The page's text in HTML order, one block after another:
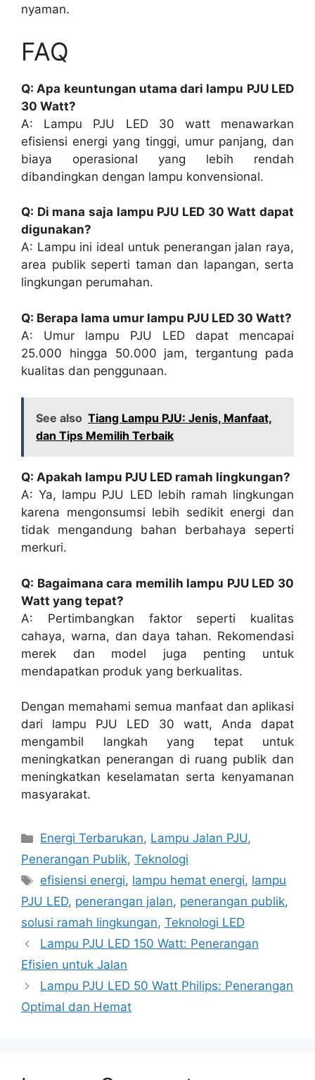
nyaman.
FAQ
Q: Apa keuntungan utama dari lampu PJU LED
30 Watt?
A: Lampu PJU LED 30 watt menawarkan
efisiensi energi yang tinggi, umur panjang, dan
biaya operasional yang lebih rendah
dibandingkan dengan lampu konvensional.
Q: Di mana saja lampu PJU LED 30 Watt dapat
digunakan?
A: Lampu ini ideal untuk penerangan jalan raya,
area publik seperti taman dan lapangan, serta
lingkungan perumahan.
Q: Berapa lama umur lampu PJU LED 30 Watt?
A: Umur lampu PJU LED dapat mencapai
25.000 hingga 50.000 jam, tergantung pada
kualitas dan penggunaan.
See also Tiang Lampu PJU: Jenis, Manfaat,
dan Tips Memilih Terbaik
Q: Apakah lampu PJU LED ramah lingkungan?
A: Ya, lampu PJU LED lebih ramah lingkungan
karena mengonsumsi lebih sedikit energi dan
tidak mengandung bahan berbahaya seperti
merkuri.
Q: Bagaimana cara memilih lampu PJU LED 30
Watt yang tepat?
A: Pertimbangkan faktor seperti kualitas
cahaya, warna, dan daya tahan. Rekomendasi
merek dan model juga penting untuk
mendapatkan produk yang berkualitas.
Dengan memahami semua manfaat dan aplikasi
dari lampu PJU LED 30 watt, Anda dapat
mengambil langkah yang tepat untuk
meningkatkan penerangan di ruang publik dan
meningkatkan keselamatan serta kenyamanan
masyarakat.
Categories
Energi Terbarukan, Lampu Jalan PJU,
Penerangan Publik, Teknologi
Tags
efisiensi energi, lampu hemat energi, lampu
PJU LED, penerangan jalan, penerangan publik,
solusi ramah lingkungan, Teknologi LED
Lampu PJU LED 150 Watt: Penerangan
Efisien untuk Jalan
Lampu PJU LED 50 Watt Philips: Penerangan
Optimal dan Hemat